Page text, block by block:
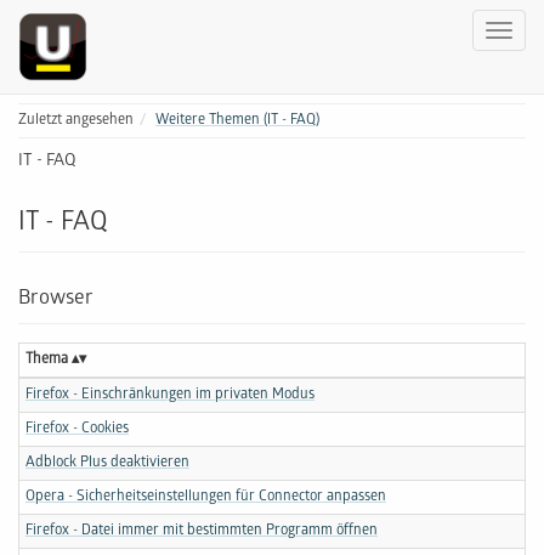
Zuletzt angesehen Weitere Themen (IT - FAQ)
IT - FAQ
IT - FAQ
Browser
Thema
Firefox - Einschränkungen im privaten Modus
Firefox - Cookies
Adblock Plus deaktivieren
Opera - Sicherheitseinstellungen für Connector anpassen
Firefox - Datei immer mit bestimmten Programm öffnen